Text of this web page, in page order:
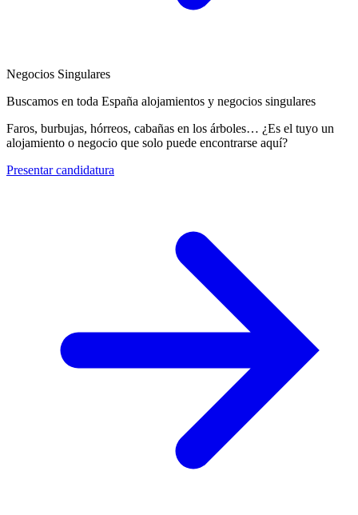
Negocios Singulares
Buscamos en toda España alojamientos y negocios singulares
Faros, burbujas, hórreos, cabañas en los árboles… ¿Es el tuyo un
alojamiento o negocio que solo puede encontrarse aquí?
Presentar candidatura